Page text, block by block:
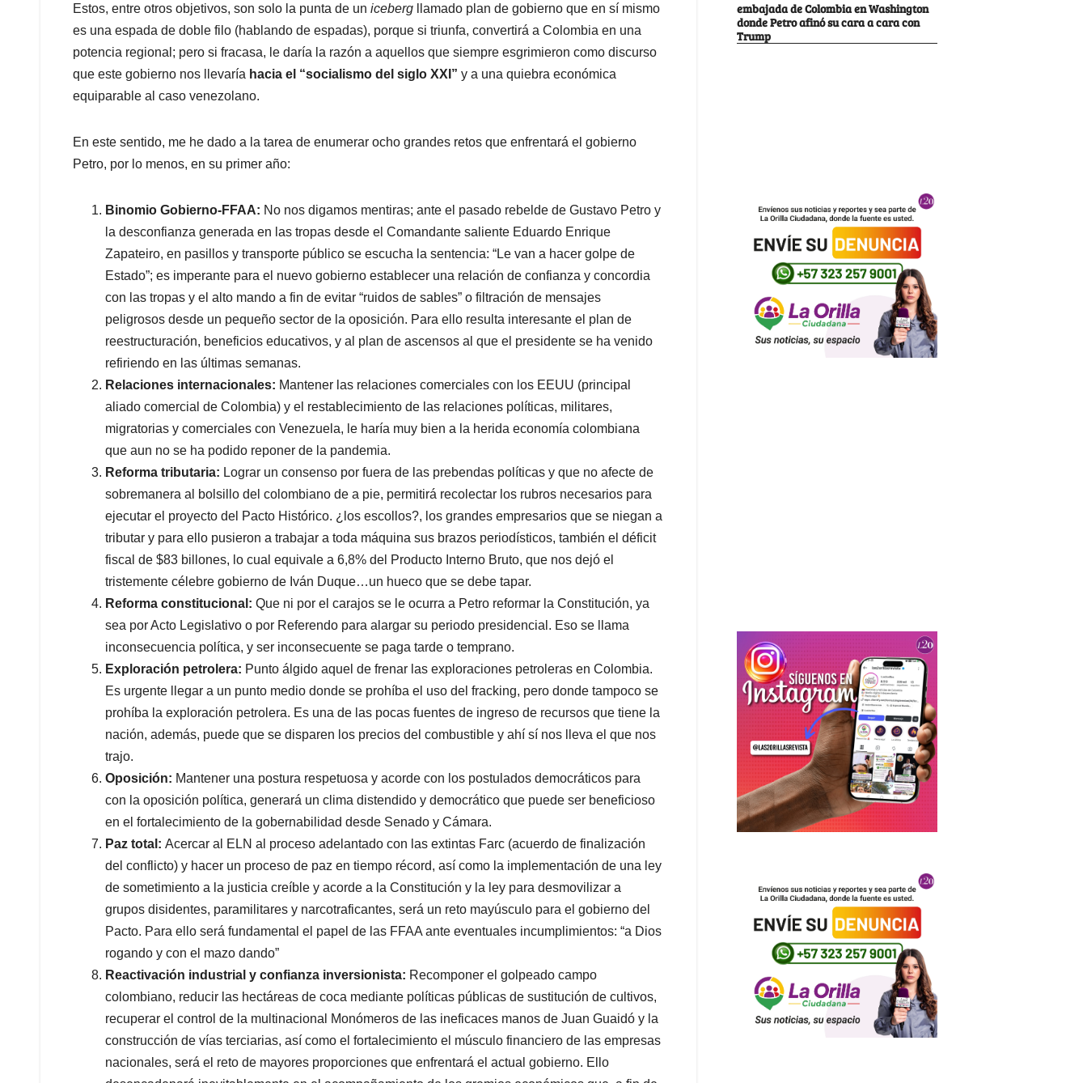
Estos, entre otros objetivos, son solo la punta de un iceberg llamado plan de gobierno que en sí mismo
es una espada de doble filo (hablando de espadas), porque si triunfa, convertirá a Colombia en una
potencia regional; pero si fracasa, le daría la razón a aquellos que siempre esgrimieron como discurso
que este gobierno nos llevaría hacia el “socialismo del siglo XXI” y a una quiebra económica
equiparable al caso venezolano.
En este sentido, me he dado a la tarea de enumerar ocho grandes retos que enfrentará el gobierno
Petro, por lo menos, en su primer año:
Binomio Gobierno-FFAA: No nos digamos mentiras; ante el pasado rebelde de Gustavo Petro y
la desconfianza generada en las tropas desde el Comandante saliente Eduardo Enrique
Zapateiro, en pasillos y transporte público se escucha la sentencia: “Le van a hacer golpe de
Estado”; es imperante para el nuevo gobierno establecer una relación de confianza y concordia
con las tropas y el alto mando a fin de evitar “ruidos de sables” o filtración de mensajes
peligrosos desde un pequeño sector de la oposición. Para ello resulta interesante el plan de
reestructuración, beneficios educativos, y al plan de ascensos al que el presidente se ha venido
refiriendo en las últimas semanas.
Relaciones internacionales: Mantener las relaciones comerciales con los EEUU (principal
aliado comercial de Colombia) y el restablecimiento de las relaciones políticas, militares,
migratorias y comerciales con Venezuela, le haría muy bien a la herida economía colombiana
que aun no se ha podido reponer de la pandemia.
Reforma tributaria: Lograr un consenso por fuera de las prebendas políticas y que no afecte de
sobremanera al bolsillo del colombiano de a pie, permitirá recolectar los rubros necesarios para
ejecutar el proyecto del Pacto Histórico. ¿los escollos?, los grandes empresarios que se niegan a
tributar y para ello pusieron a trabajar a toda máquina sus brazos periodísticos, también el déficit
fiscal de $83 billones, lo cual equivale a 6,8% del Producto Interno Bruto, que nos dejó el
tristemente célebre gobierno de Iván Duque…un hueco que se debe tapar.
Reforma constitucional: Que ni por el carajos se le ocurra a Petro reformar la Constitución, ya
sea por Acto Legislativo o por Referendo para alargar su periodo presidencial. Eso se llama
inconsecuencia política, y ser inconsecuente se paga tarde o temprano.
Exploración petrolera: Punto álgido aquel de frenar las exploraciones petroleras en Colombia.
Es urgente llegar a un punto medio donde se prohíba el uso del fracking, pero donde tampoco se
prohíba la exploración petrolera. Es una de las pocas fuentes de ingreso de recursos que tiene la
nación, además, puede que se disparen los precios del combustible y ahí sí nos lleva el que nos
trajo.
Oposición: Mantener una postura respetuosa y acorde con los postulados democráticos para
con la oposición política, generará un clima distendido y democrático que puede ser beneficioso
en el fortalecimiento de la gobernabilidad desde Senado y Cámara.
Paz total: Acercar al ELN al proceso adelantado con las extintas Farc (acuerdo de finalización
del conflicto) y hacer un proceso de paz en tiempo récord, así como la implementación de una ley
de sometimiento a la justicia creíble y acorde a la Constitución y la ley para desmovilizar a
grupos disidentes, paramilitares y narcotraficantes, será un reto mayúsculo para el gobierno del
Pacto. Para ello será fundamental el papel de las FFAA ante eventuales incumplimientos: “a Dios
rogando y con el mazo dando”
Reactivación industrial y confianza inversionista: Recomponer el golpeado campo
colombiano, reducir las hectáreas de coca mediante políticas públicas de sustitución de cultivos,
recuperar el control de la multinacional Monómeros de las ineficaces manos de Juan Guaidó y la
construcción de vías terciarias, así como el fortalecimiento el músculo financiero de las empresas
nacionales, será el reto de mayores proporciones que enfrentará el actual gobierno. Ello
embajada de Colombia en Washington
donde Petro afinó su cara a cara con
Trump